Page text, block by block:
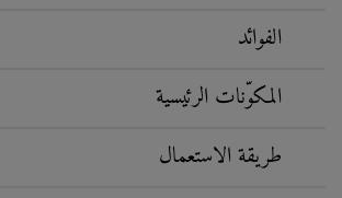
الفوائد
المكوّنات الرئيسية
طريقة الاستعمال